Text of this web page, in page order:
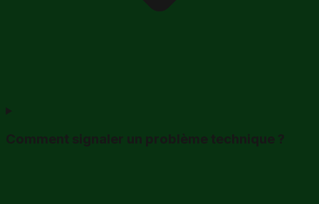
Comment signaler un problème technique ?